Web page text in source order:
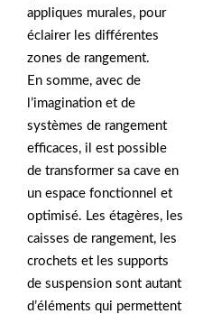
appliques murales, pour
éclairer les différentes
zones de rangement.
En somme, avec de
l’imagination et de
systèmes de rangement
efficaces, il est possible
de transformer sa cave en
un espace fonctionnel et
optimisé. Les étagères, les
caisses de rangement, les
crochets et les supports
de suspension sont autant
d’éléments qui permettent